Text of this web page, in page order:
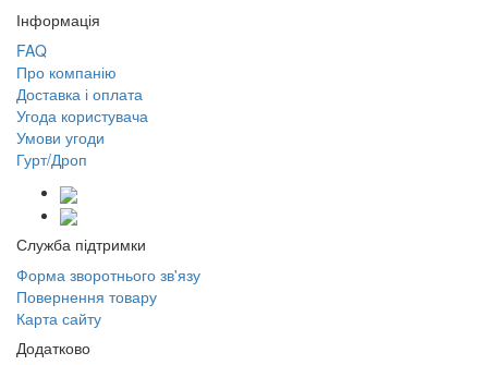
Інформація
FAQ
Про компанію
Доставка і оплата
Угода користувача
Умови угоди
Гурт/Дроп
Служба підтримки
Форма зворотнього зв'язу
Повернення товару
Карта сайту
Додатково